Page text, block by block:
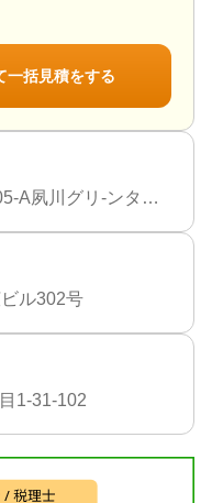
一括見積をする
兵庫県西宮市羽衣町7番30号305-A夙川グリ-ンタウン3F
ル302号
1-31-102